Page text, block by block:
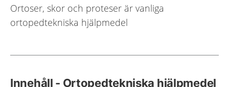
Ortoser, skor och proteser är vanliga
ortopedtekniska hjälpmedel
Innehåll - Ortopedtekniska hjälpmedel